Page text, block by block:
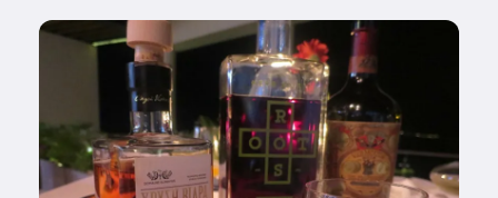
Image